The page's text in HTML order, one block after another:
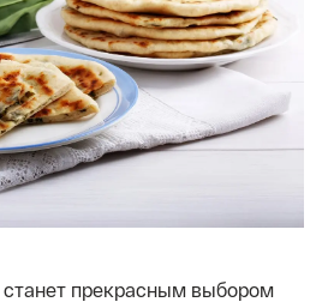
станет прекрасным выбором